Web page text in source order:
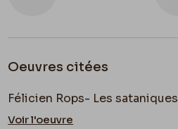
Oeuvres citées
Félicien Rops- Les sataniques
Voir l'oeuvre